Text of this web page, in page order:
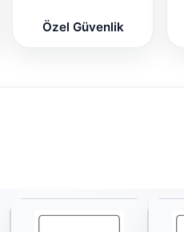
Özel Güvenlik